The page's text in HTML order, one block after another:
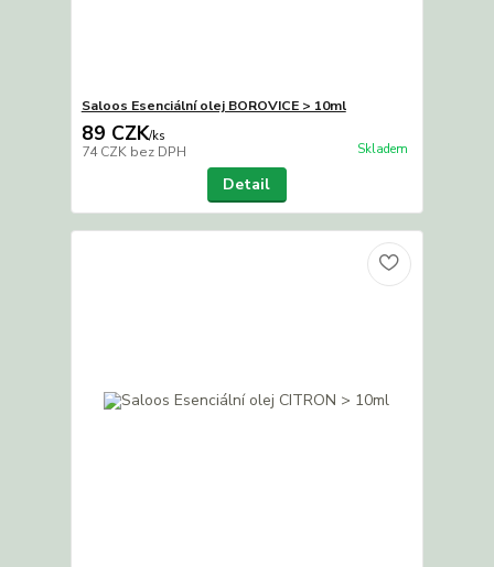
Saloos Esenciální olej BOROVICE > 10ml
89 CZK/ks
74 CZK bez DPH Skladem
Detail